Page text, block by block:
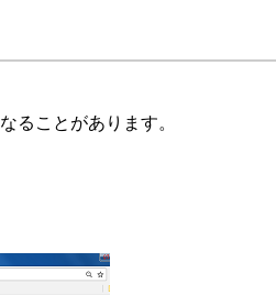
ることがあります。